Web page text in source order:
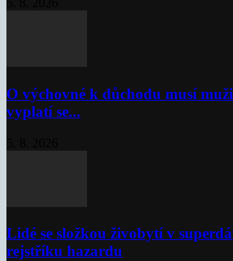
O výchovné k důchodu musí
vyplatí se...
Lidé se složkou živobytí v
rejstříku hazardu